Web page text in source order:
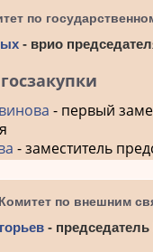
по
- врио
- первый
- заместитель
Комитет по внешним
- председатель